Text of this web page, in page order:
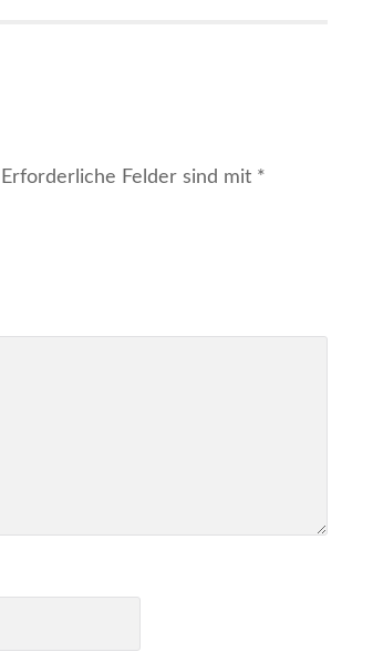
Erforderliche Felder sind mit *